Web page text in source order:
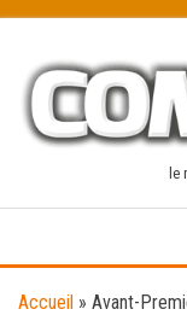
content
le
Accueil » Avant-